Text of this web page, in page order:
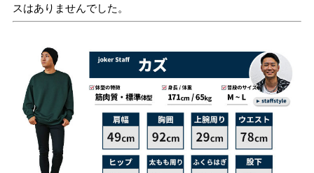
スはありませんでした。